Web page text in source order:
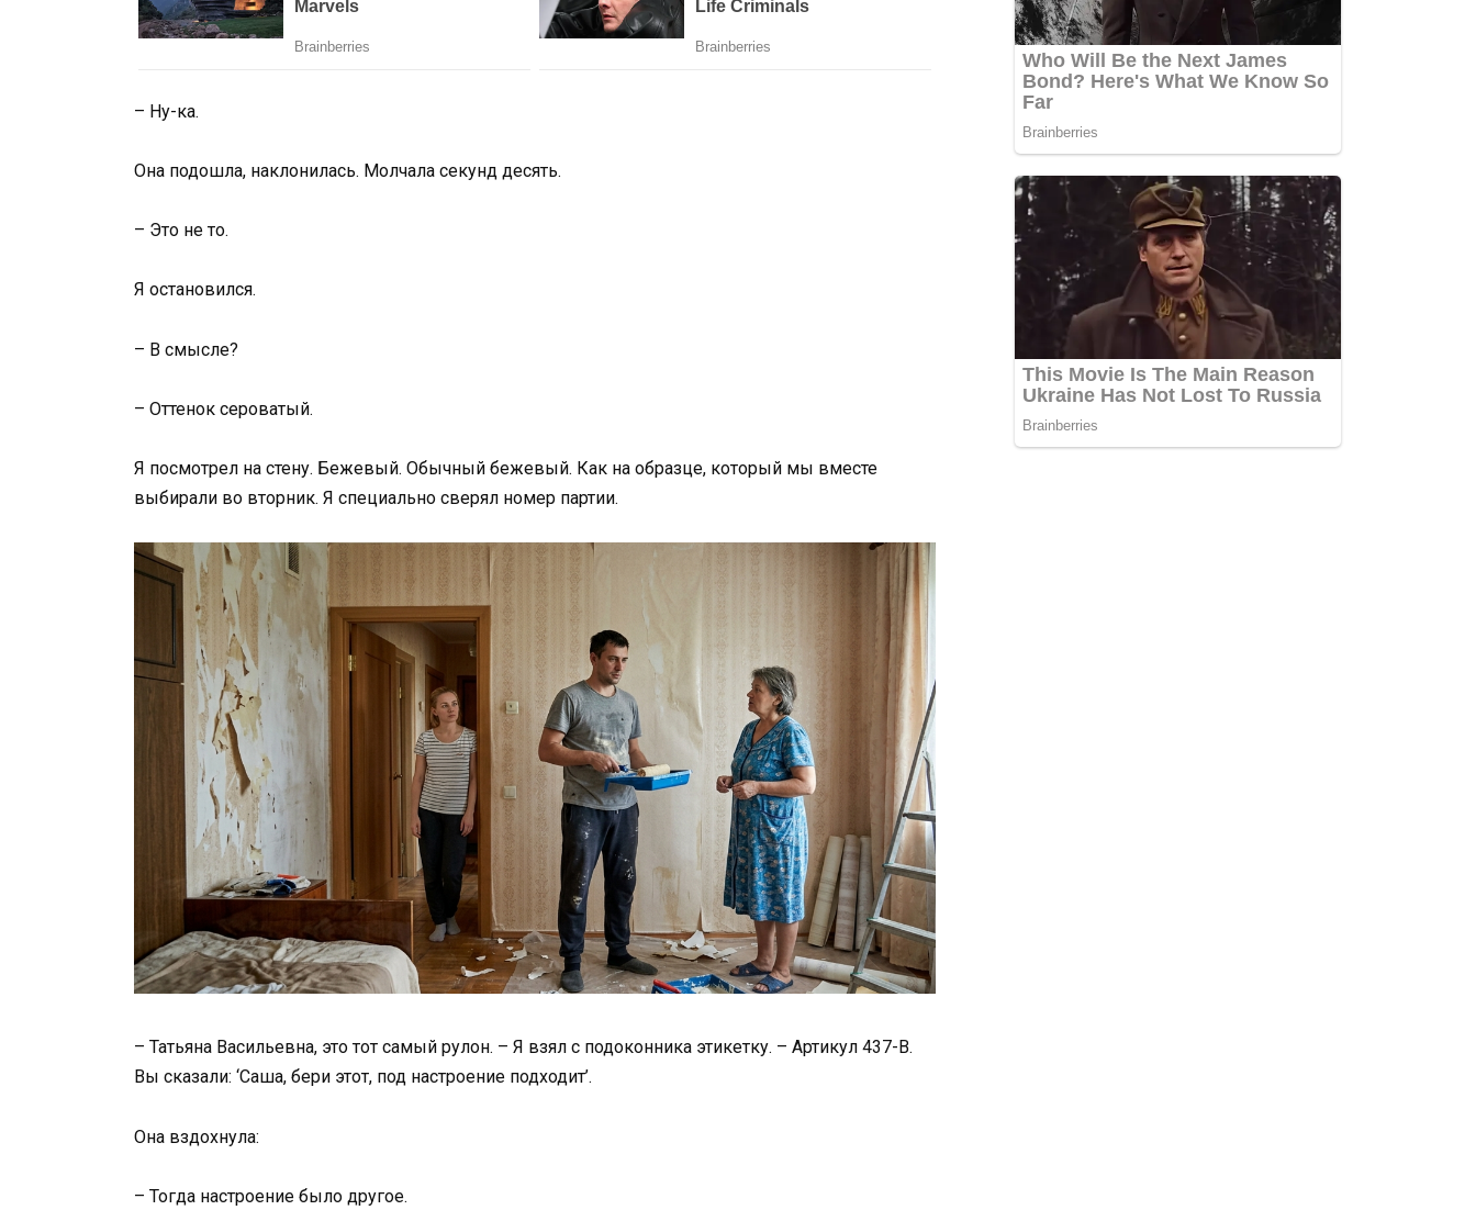
– Ну-ка.
Она подошла, наклонилась. Молчала секунд десять.
– Это не то.
Я остановился.
– В смысле?
– Оттенок сероватый.
Я посмотрел на стену. Бежевый. Обычный бежевый. Как на образце, который мы вместе
выбирали во вторник. Я специально сверял номер партии.
– Татьяна Васильевна, это тот самый рулон. – Я взял с подоконника этикетку. – Артикул 437-В.
Вы сказали: ‘Саша, бери этот, под настроение подходит’.
Она вздохнула:
– Тогда настроение было другое.